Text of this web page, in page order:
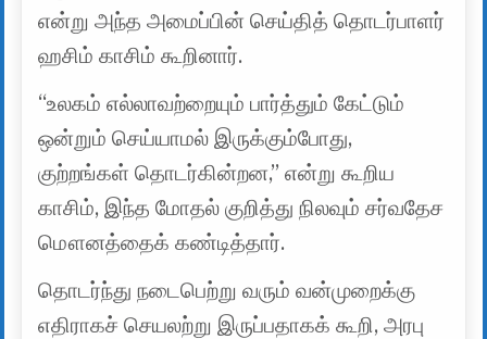
என்று அந்த அமைப்பின் செய்தித் தொடர்பாளர்
ஹசிம் காசிம் கூறினார்.
“உலகம் எல்லாவற்றையும் பார்த்தும் கேட்டும்
ஒன்றும் செய்யாமல் இருக்கும்போது, ​​
குற்றங்கள் தொடர்கின்றன,” என்று கூறிய
காசிம், இந்த மோதல் குறித்து நிலவும் சர்வதேச
மௌனத்தைக் கண்டித்தார்.
தொடர்ந்து நடைபெற்று வரும் வன்முறைக்கு
எதிராகச் செயலற்று இருப்பதாகக் கூறி, அரபு